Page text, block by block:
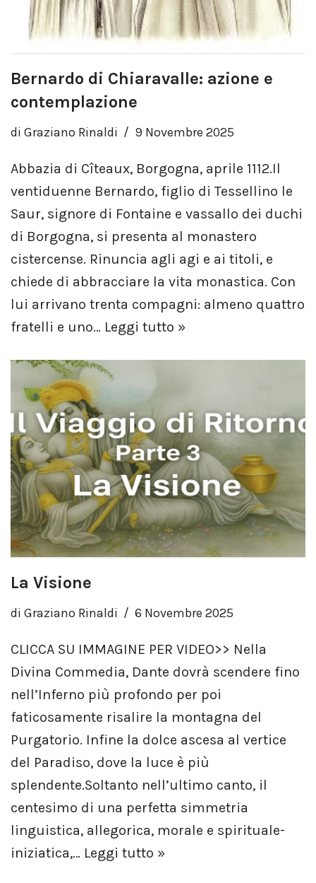
Bernardo di Chiaravalle: azione e
contemplazione
di Graziano Rinaldi 9 Novembre 2025
Abbazia di Cîteaux, Borgogna, aprile 1112.Il
ventiduenne Bernardo, figlio di Tessellino le
Saur, signore di Fontaine e vassallo dei duchi
di Borgogna, si presenta al monastero
cistercense. Rinuncia agli agi e ai titoli, e
chiede di abbracciare la vita monastica. Con
lui arrivano trenta compagni: almeno quattro
fratelli e uno… Leggi tutto »
La Visione
di Graziano Rinaldi 6 Novembre 2025
CLICCA SU IMMAGINE PER VIDEO>> Nella
Divina Commedia, Dante dovrà scendere fino
nell’Inferno più profondo per poi
faticosamente risalire la montagna del
Purgatorio. Infine la dolce ascesa al vertice
del Paradiso, dove la luce è più
splendente.Soltanto nell’ultimo canto, il
centesimo di una perfetta simmetria
linguistica, allegorica, morale e spirituale-
iniziatica,… Leggi tutto »